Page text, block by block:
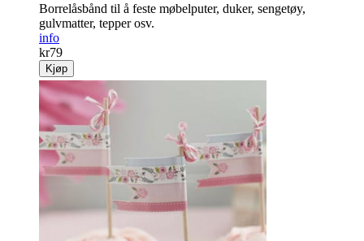
Borrelåsbånd til å feste møbelputer, duker, sengetøy,
gulvmatter, tepper osv.
info
kr79
Kjøp